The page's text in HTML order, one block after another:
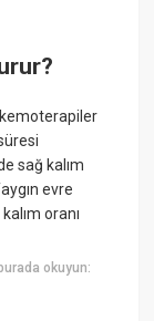
kemoterapiler
sağ kalım
evre
oranı
okuyun: